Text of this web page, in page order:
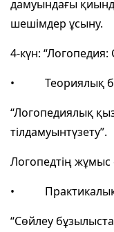
дамуындағы
шешімдер ұсыну.
4-күн:
• Теориялық
“Логопедиялық
тілдамуынтүзету”.
Логопедтің жұмыс
• Практикалық
“Сөйлеу